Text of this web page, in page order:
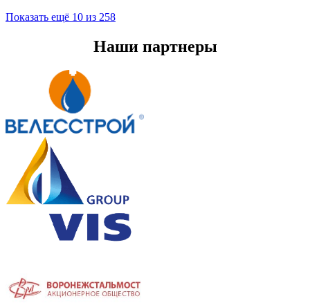
Показать ещё 10 из 258
Наши партнеры